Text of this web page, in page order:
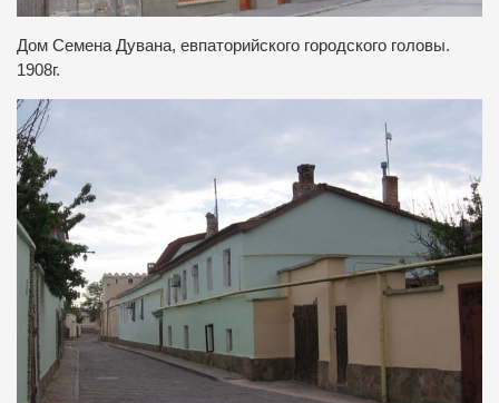
Дом Семена Дувана, евпаторийского городского головы.
1908г.